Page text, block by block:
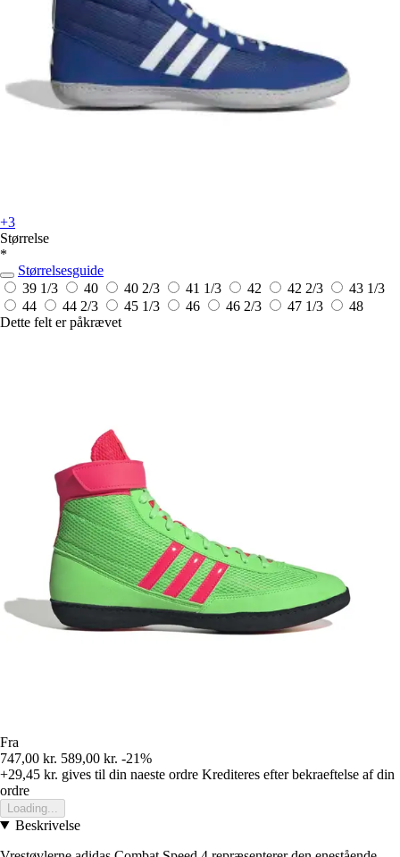
+3
Størrelse
*
Størrelsesguide
39 1/3
40 40 2/3 41 1/3 42 42 2/3
43 1/3
44
44 2/3 45 1/3 46 46 2/3 47 1/3
48
Dette felt er påkrævet
Fra
747,00 kr. 589,00 kr. -21%
+29,45 kr. gives til din naeste ordre Krediteres efter bekraeftelse af din
ordre
Loading...
Beskrivelse